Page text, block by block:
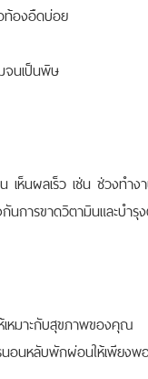
ท้องอืดบ่อย
จนเป็นพิษ
เห็นผลเร็ว เช่น ช่วงท
นการขาดวิตามินและบำรุ
เหมาะกับสุขภาพของคุณ
อนหลับพักผ่อนให้เพียง